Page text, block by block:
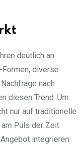
deutlich an
Formen, diverse
nach
diesen Trend. Um
nur auf traditionelle
Puls der Zeit
integrieren.